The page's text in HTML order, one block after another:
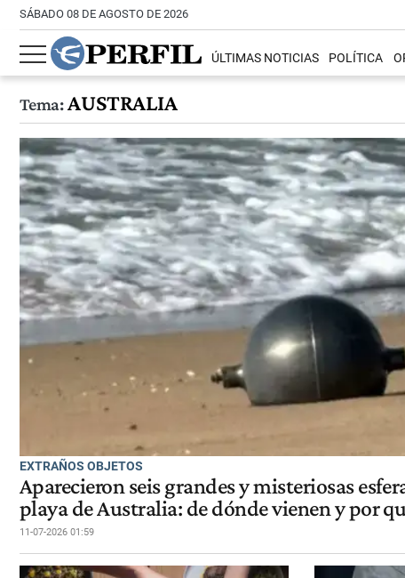
SÁBADO 08 DE AGOSTO DE 2026
ÚLTIMAS NOTICIAS POLÍTICA
Tema:AUSTRALIA
EXTRAÑOS OBJETOS
Aparecieron seis grandes y misteriosas
playa de Australia: de dónde vienen y por
11-07-2026 01:59